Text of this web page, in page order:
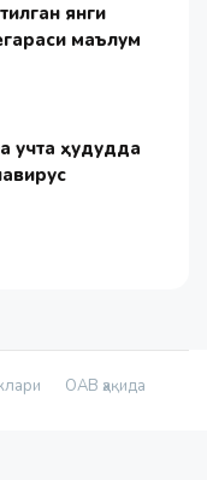
янги
маълум
учта ҳудудда
ОАВ ҳақида